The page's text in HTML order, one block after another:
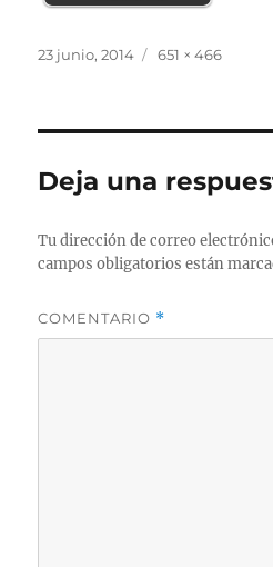
Publicado
23 junio, 2014
Tamaño
651 × 466
Deja una
Tu dirección de correo
campos obligatorios están
COMENTARIO *